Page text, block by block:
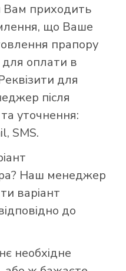
Вам приходить
що Ваше
прапору
для оплати в
для
після
уточнення:
SMS.
Наш менеджер
варіант
до
необхідне